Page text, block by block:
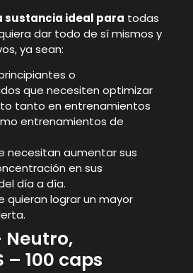
sustancia ideal para todas
dar todo de sí mismos y
ya sean:
o
que necesiten optimizar
tanto en entrenamientos
entrenamientos de
necesitan aumentar sus
en sus
día a día.
quieran lograr un mayor
Neutro,
– 100 caps